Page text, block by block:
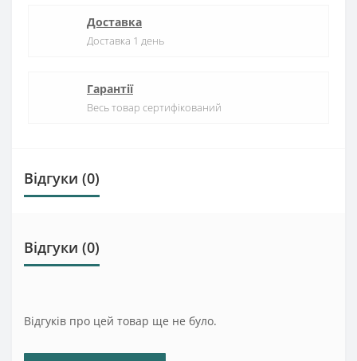
Доставка
Доставка 1 день
Гарантії
Весь товар сертифікований
Відгуки (0)
Відгуки (0)
Відгуків про цей товар ще не було.